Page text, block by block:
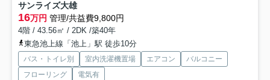
サンライズ大雄
16万円 管理/共益費9,800円
4階 / 43.56㎡ / 2DK /築40年
東急池上線「池上」駅 徒歩10分
バス・トイレ別 室内洗濯機置場 エアコン
バルコニー
フローリング
電気有